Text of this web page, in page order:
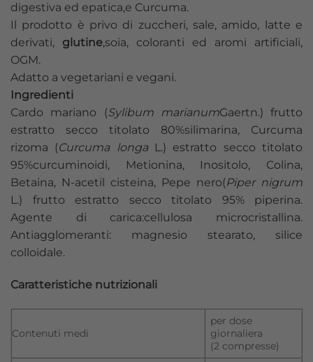
digestiva ed epatica,e Curcuma.
Il prodotto è privo di zuccheri, sale, amido, latte e
derivati, glutine,soia, coloranti ed aromi artificiali,
OGM.
Adatto a vegetariani e vegani.
Ingredienti
Cardo mariano (Sylibum marianumGaertn.) frutto
estratto secco titolato 80%silimarina, Curcuma
rizoma (Curcuma longaL.) estratto secco titolato
95%curcuminoidi, Metionina, Inositolo, Colina,
Betaina, N-acetil cisteina, Pepe nero(Piper nigrum
L.) frutto estratto secco titolato 95% piperina.
Agente di carica:cellulosa microcristallina.
Antiagglomeranti: magnesio stearato, silice
colloidale.
Caratteristiche nutrizionali
Contenuti medi
per dose
giornaliera
(2 compresse)